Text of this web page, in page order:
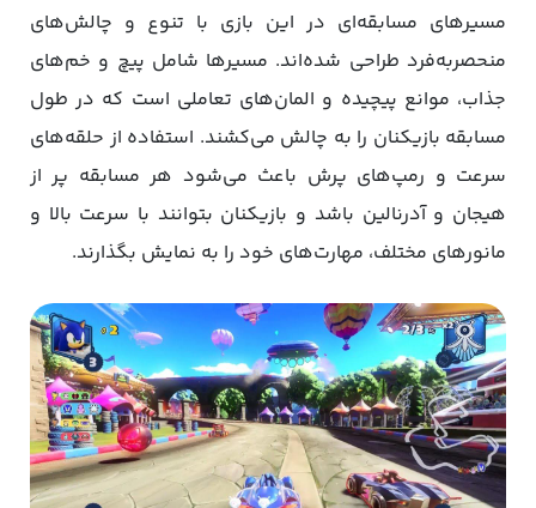
مسیرهای مسابقه‌ای در این بازی با تنوع و چالش‌های
منحصربه‌فرد طراحی شده‌اند. مسیرها شامل پیچ و خم‌های
جذاب، موانع پیچیده و المان‌های تعاملی است که در طول
مسابقه بازیکنان را به چالش می‌کشند. استفاده از حلقه‌های
سرعت و رمپ‌های پرش باعث می‌شود هر مسابقه پر از
هیجان و آدرنالین باشد و بازیکنان بتوانند با سرعت بالا و
مانورهای مختلف، مهارت‌های خود را به نمایش بگذارند.